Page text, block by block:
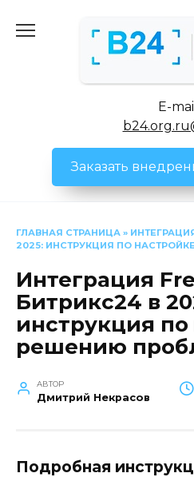
E-
Заказать
ГЛАВНАЯ СТРАНИЦА »
2025: ИНСТРУКЦИЯ ПО
Интеграция
Битрикс24 в
инструкция
решению
АВТОР
Дмитрий Некрасов
Подробная